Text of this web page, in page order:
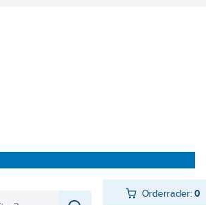
Orderrader:0